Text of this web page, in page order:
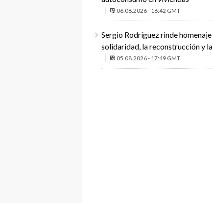
06.08.2026 - 16:42 GMT
Sergio Rodríguez rinde
solidaridad, la reconstrucción y
05.08.2026 - 17:49 GMT